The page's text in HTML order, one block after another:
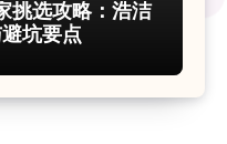
挑选攻略：浩洁
坑要点